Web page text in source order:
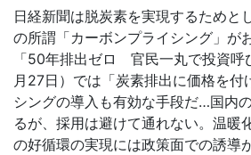
日経新聞は脱炭素を実現するためと
の所謂「カーボンプライシング」が
「50年排出ゼロ 官民一丸で投資呼
月27日）では「炭素排出に価格を付
シングの導入も有効な手段だ…国内
るが、採用は避けて通れない。温暖
の好循環の実現には政策面での誘導